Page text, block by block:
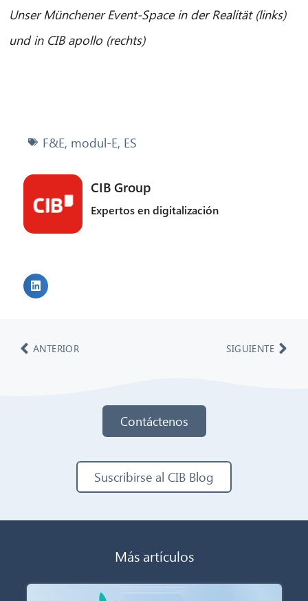
Unser Münchener Event-Space in der Realität (links)
und in CIB apollo (rechts)
F&E, modul-E, ES
CIB Group
Expertos en digitalización
ANTERIOR SIGUIENTE
Contáctenos
Suscribirse al CIB Blog
Más artículos